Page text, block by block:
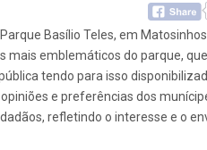
Basílio Teles, em
mais emblemáticos do parque,
tendo para isso
e preferências dos
refletindo o interesse e o